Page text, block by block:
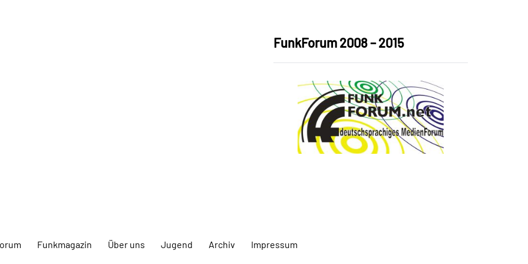
FunkForum 2008 – 2015
Funkmagazin Über uns Jugend Archiv Impressum